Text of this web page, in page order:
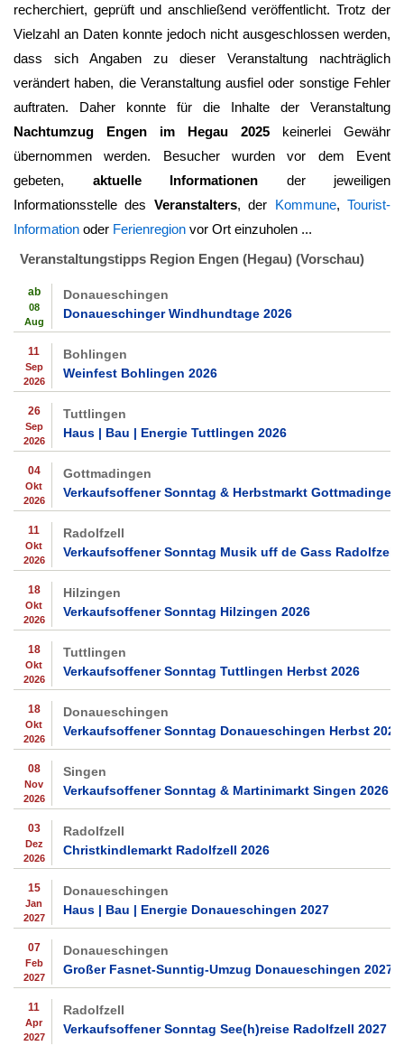
recherchiert, geprüft und anschließend veröffentlicht. Trotz der
Vielzahl an Daten konnte jedoch nicht ausgeschlossen werden,
dass sich Angaben zu dieser Veranstaltung nachträglich
verändert haben, die Veranstaltung ausfiel oder sonstige Fehler
auftraten. Daher konnte für die Inhalte der Veranstaltung
Nachtumzug Engen im Hegau 2025 keinerlei Gewähr
übernommen werden. Besucher wurden vor dem Event
gebeten, aktuelle Informationen der jeweiligen
Informationsstelle des Veranstalters, der Kommune,Tourist-
Information oder Ferienregion vor Ort einzuholen ...
Veranstaltungstipps Region Engen (Hegau) (Vorschau)
ab
08
Aug
Donaueschingen
Donaueschinger Windhundtage 2026
11
Sep
2026
Bohlingen
Weinfest Bohlingen 2026
26
Sep
2026
Tuttlingen
Haus | Bau | Energie Tuttlingen 2026
04
Okt
2026
Gottmadingen
Verkaufsoffener Sonntag & Herbstmarkt Gottmadingen
11
Okt
2026
Radolfzell
Verkaufsoffener Sonntag Musik uff de Gass Radolfzell
18
Okt
2026
Hilzingen
Verkaufsoffener Sonntag Hilzingen 2026
18
Okt
2026
Tuttlingen
Verkaufsoffener Sonntag Tuttlingen Herbst 2026
18
Okt
2026
Donaueschingen
Verkaufsoffener Sonntag Donaueschingen Herbst 2026
08
Nov
2026
Singen
Verkaufsoffener Sonntag & Martinimarkt Singen 2026
03
Dez
2026
Radolfzell
Christkindlemarkt Radolfzell 2026
15
Jan
2027
Donaueschingen
Haus | Bau | Energie Donaueschingen 2027
07
Feb
2027
Donaueschingen
Großer Fasnet-Sunntig-Umzug Donaueschingen 2027
11
Apr
2027
Radolfzell
Verkaufsoffener Sonntag See(h)reise Radolfzell 2027